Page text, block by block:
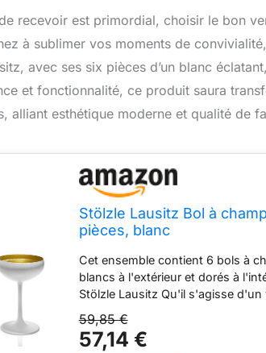
recevoir est primordial, choisir le bon
à sublimer vos moments de
avec ses six pièces d’un blanc
et fonctionnalité, ce produit saura
alliant esthétique moderne et qualité de
Stölzle Lausitz Bol à
pièces, blanc
Cet ensemble contient 6 bols à
blancs à l'extérieur et dorés à
Stölzle Lausitz Qu'il s'agisse
couleurs métalliques ajoutent de
quotidienne Le design et la forme
59,85 €
57,14 €